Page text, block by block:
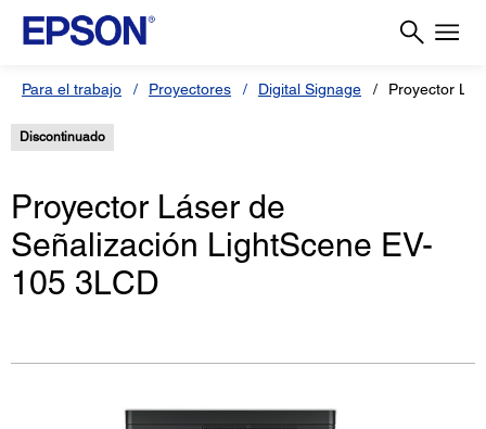
Para el trabajo Proyectores Digital Signage Proyector
Discontinuado
Proyector Láser de
Señalización LightScene EV-
105 3LCD